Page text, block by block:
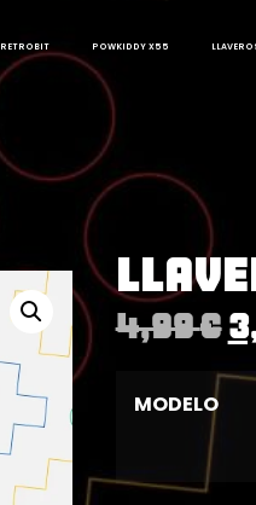
RETROBIT POWKIDDY X55
4,99€
MODELO